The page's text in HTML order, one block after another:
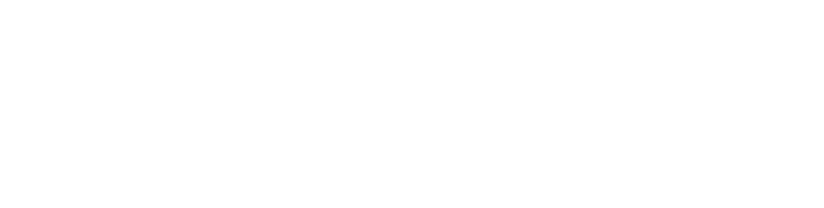
ラルな髪色の楽しみ方
ぼかしカラー選び
のグレージュ系カラー解説